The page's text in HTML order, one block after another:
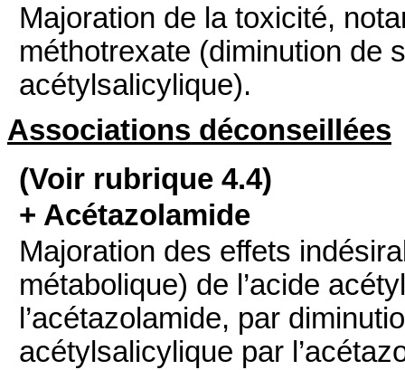
Majoration de la toxicité,
méthotrexate (diminution de
acétylsalicylique).
Associations déconseillées
(Voir rubrique 4.4)
+ Acétazolamide
Majoration des effets
métabolique) de l’acide
l’acétazolamide, par
acétylsalicylique par